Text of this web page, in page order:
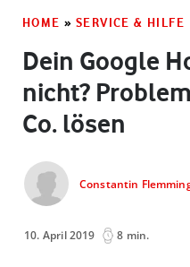
HOME » SERVICE & HILFE
Dein Google
nicht?
Co. lösen
Constantin
10. April 2019 8 min.